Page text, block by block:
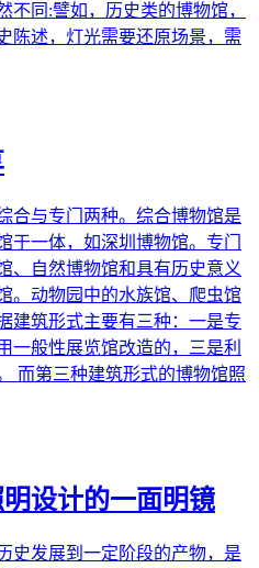
不同:譬如，历史类的博物馆，
陈述，灯光需要还原场景，需
合与专门两种。综合博物馆是
于一体，如深圳博物馆。专门
、自然博物馆和具有历史意义
。动物园中的水族馆、爬虫馆
建筑形式主要有三种：一是专
一般性展览馆改造的，三是利
而第三种建筑形式的博物馆照
设计的一面明镜
史发展到一定阶段的产物，是